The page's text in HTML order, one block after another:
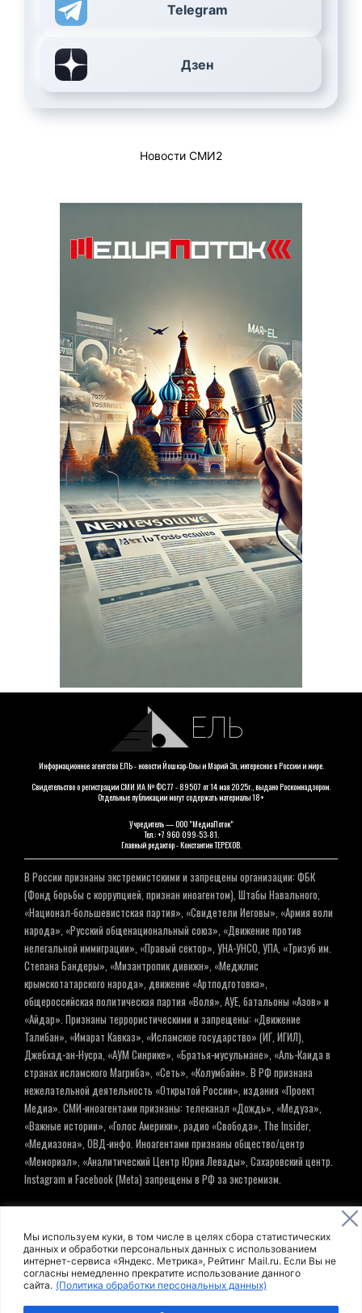
Мы используем куки, в том числе в целях сбора статистических
данных и обработки персональных данных с использованием
интернет-сервиса «Яндекс. Метрика», Рейтинг Mail.ru. Если Вы не
согласны немедленно прекратите использование данного
сайта. (Политика обработки персональных данных)
Telegram
Дзен
Новости СМИ2
ЕЛЬ
Информационное агентство ЕЛЬ - новости Йошкар-Олы и Марий Эл, интересное в России и мире.
Свидетельство о регистрации СМИ ИА № ФС 77 - 89507 от 14 мая 2025г., выдано Роскомнадзором.
Отдельные публикации могут содержать материалы 18+
Учредитель — ООО "МедиаПоток"
Тел.: +7 960 099-53-81.
Главный редактор - Константин ТЕРЕХОВ.
В России признаны экстремистскими и запрещены организации: ФБК
(Фонд борьбы с коррупцией, признан иноагентом), Штабы Навального,
«Национал-большевистская партия», «Свидетели Иеговы», «Армия воли
народа», «Русский общенациональный союз», «Движение против
нелегальной иммиграции», «Правый сектор», УНА-УНСО, УПА, «Тризуб им.
Степана Бандеры», «Мизантропик дивижн», «Меджлис
крымскотатарского народа», движение «Артподготовка»,
общероссийская политическая партия «Воля», АУЕ, батальоны «Азов» и
«Айдар». Признаны террористическими и запрещены: «Движение
Талибан», «Имарат Кавказ», «Исламское государство» (ИГ, ИГИЛ),
Джебхад-ан-Нусра, «АУМ Синрике», «Братья-мусульмане», «Аль-Каида в
странах исламского Магриба», «Сеть», «Колумбайн». В РФ признана
нежелательной деятельность «Открытой России», издания «Проект
Медиа». СМИ-иноагентами признаны: телеканал «Дождь», «Медуза»,
«Важные истории», «Голос Америки», радио «Свобода», The Insider,
«Медиазона», ОВД-инфо. Иноагентами признаны общество/центр
«Мемориал», «Аналитический Центр Юрия Левады», Сахаровский центр.
Instagram и Facebook (Metа) запрещены в РФ за экстремизм.
© ИНФОРМАЦИОННОЕ АГЕНТСТВО ЕЛЬ
Политика обработки персональных данных
Пользовательское соглашение